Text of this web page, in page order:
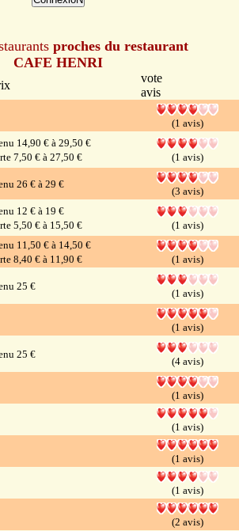
proches du restaurant
CAFE HENRI
vote
avis
(1 avis)
14,90 € à 29,50 €
7,50 € à 27,50 €
(1 avis)
26 € à 29 €
(3 avis)
12 € à 19 €
5,50 € à 15,50 €
(1 avis)
11,50 € à 14,50 €
8,40 € à 11,90 €
(1 avis)
25 €
(1 avis)
(1 avis)
25 €
(4 avis)
(1 avis)
(1 avis)
(1 avis)
(1 avis)
(2 avis)